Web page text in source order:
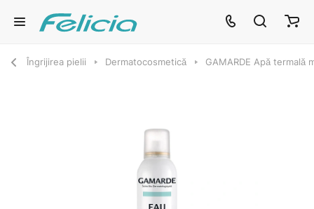
Îngrijirea pielii Dermatocosmetică GAMARDE Apă termală